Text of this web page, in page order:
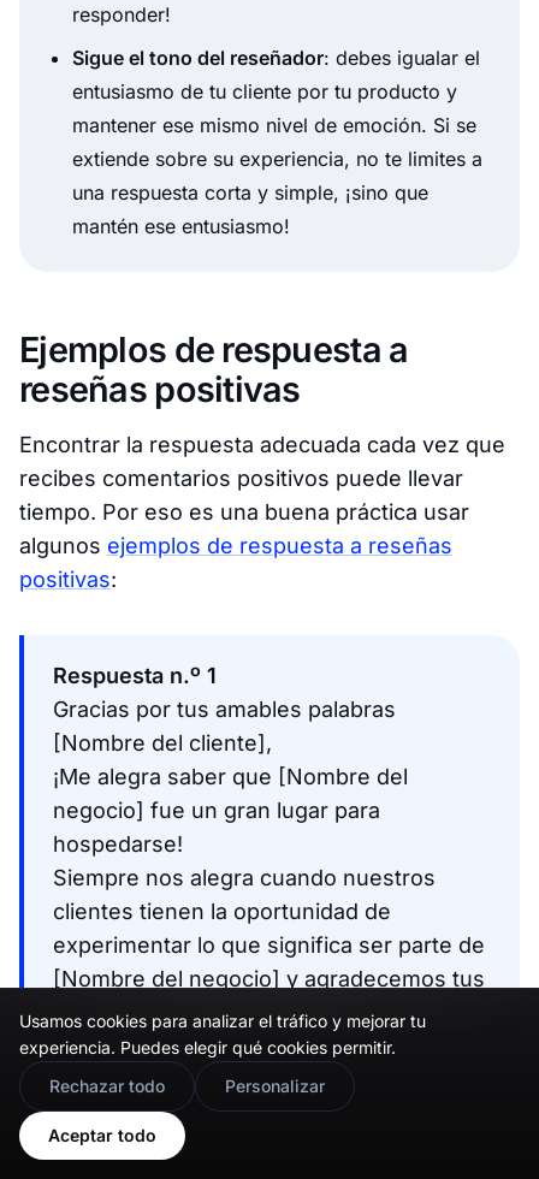
responder!
Sigue el tono del reseñador: debes igualar el
entusiasmo de tu cliente por tu producto y
mantener ese mismo nivel de emoción. Si se
extiende sobre su experiencia, no te limites a
una respuesta corta y simple, ¡sino que
mantén ese entusiasmo!
Ejemplos de respuesta a
reseñas positivas
Encontrar la respuesta adecuada cada vez que
recibes comentarios positivos puede llevar
tiempo. Por eso es una buena práctica usar
algunos ejemplos de respuesta a reseñas
positivas:
Respuesta n.º 1
Gracias por tus amables palabras
[Nombre del cliente],
¡Me alegra saber que [Nombre del
negocio] fue un gran lugar para
hospedarse!
Siempre nos alegra cuando nuestros
clientes tienen la oportunidad de
experimentar lo que significa ser parte de
[Nombre del negocio] y agradecemos tus
comentarios sobre [Nombre del
empleado], que es un miembro
importante de nuestro equipo.
¡Nos aseguraremos de que vea esta
reseña para que sepa cuánto significaron
Usamos cookies para analizar el tráfico y mejorar tu
experiencia. Puedes elegir qué cookies permitir.
Rechazar todo
Personalizar
Aceptar todo
🇬🇧 Would you prefer this site in English?
View in English